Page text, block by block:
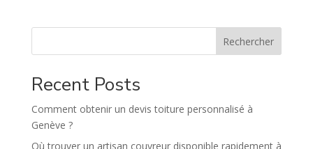
i
e
:
Rechercher
Recent Posts
Comment obtenir un devis toiture personnalisé à
Genève ?
Où trouver un artisan couvreur disponible rapidement à